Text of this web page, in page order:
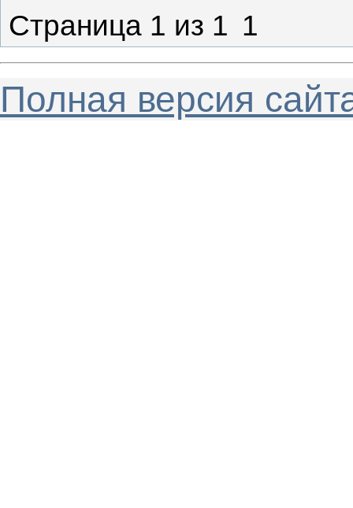
Страница 1 из 1 1
Полная версия